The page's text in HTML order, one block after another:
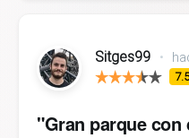
Sitges99 •
7.5
"Gran parque